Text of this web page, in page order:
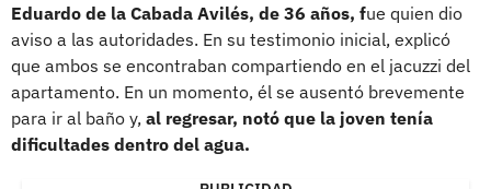
Eduardo de la Cabada Avilés, de 36 años, fue quien dio
aviso a las autoridades. En su testimonio inicial, explicó
que ambos se encontraban compartiendo en el jacuzzi del
apartamento. En un momento, él se ausentó brevemente
para ir al baño y, al regresar, notó que la joven tenía
dificultades dentro del agua.